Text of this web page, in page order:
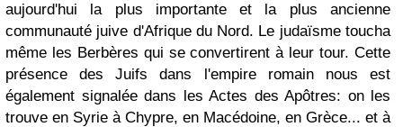
aujourd'hui la plus importante et la plus ancienne
communauté juive d'Afrique du Nord. Le judaïsme toucha
même les Berbères qui se convertirent à leur tour. Cette
présence des Juifs dans l'empire romain nous est
également signalée dans les Actes des Apôtres: on les
trouve en Syrie à Chypre, en Macédoine, en Grèce... et à